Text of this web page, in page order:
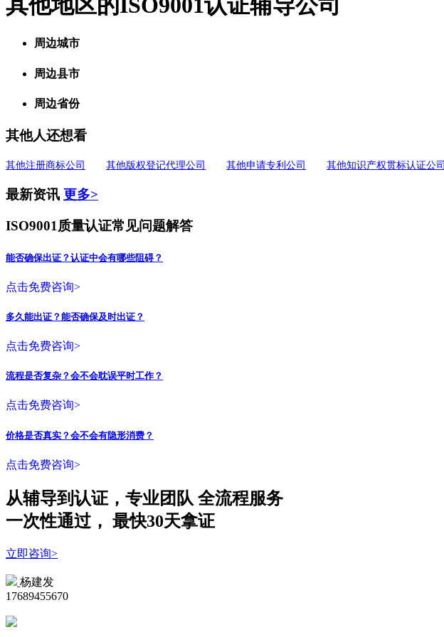
周边城市
周边县市
周边省份
其他人还想看
其他注册商标公司 其他版权登记代理公司 其他申请专利公司 其他知识产权贯标认证公司
最新资讯 更多>
ISO9001质量认证常见问题解答
能否确保出证？认证中会有哪些阻碍？
点击免费咨询>
多久能出证？能否确保及时出证？
点击免费咨询>
流程是否复杂？会不会耽误平时工作？
点击免费咨询>
价格是否真实？会不会有隐形消费？
点击免费咨询>
从辅导到认证，专业团队 全流程服务
一次性通过， 最快30天拿证
立即咨询>
杨建发
17689455670